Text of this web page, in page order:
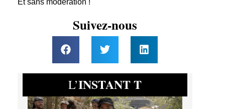
Suivez-nous
L’INSTANT T